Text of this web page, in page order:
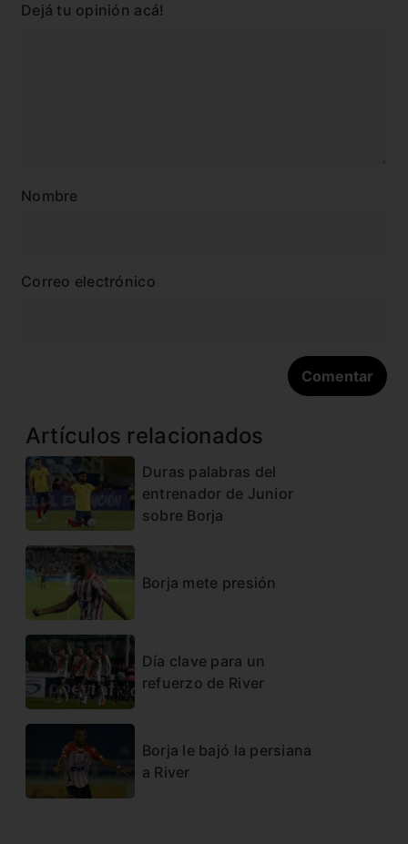
Dejá tu opinión acá!
Nombre
Correo electrónico
Artículos relacionados
Duras palabras del
entrenador de Junior
sobre Borja
Borja mete presión
Día clave para un
refuerzo de River
Borja le bajó la persiana
a River